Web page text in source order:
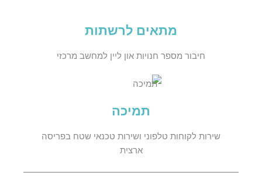
מתאים לרשתות
חיבור מספר חנויות און ליין למחשב מרכזי
תמיכה
שירות לקוחות טלפוני ושירות טכנאי שטח בפריסה
ארצית